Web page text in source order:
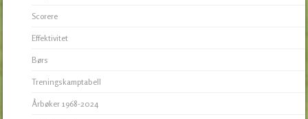
Scorere
Effektivitet
Børs
Treningskamptabell
Årbøker 1968-2024